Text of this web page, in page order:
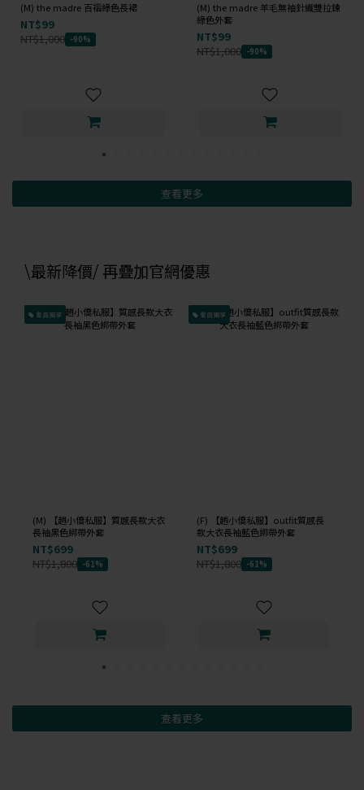
(M) the madre 百褶綠色長裙
NT$99
NT$1,000 -90%
(M) the madre 羊毛無袖針織雙拉鍊
綠色外套
NT$99
NT$1,000 -90%
查看更多
\最新降價/ 再疊加官網優惠
會員獨享
(M) 【趙小僑私服】質感長款大衣
長袖黑色綁帶外套
NT$699
NT$1,800 -61%
會員獨享
(F) 【趙小僑私服】outfit質感長
款大衣長袖藍色綁帶外套
NT$699
NT$1,800 -61%
查看更多